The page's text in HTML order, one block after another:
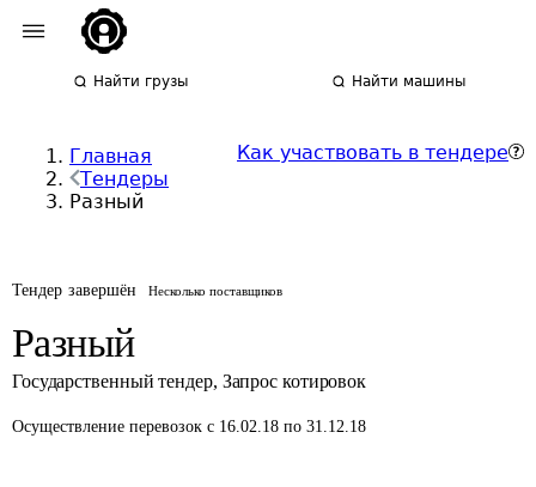
Найти грузы Найти машины
Главная
Тендеры
Разный
Как участвовать в тендере
Тендер завершён Несколько поставщиков
Разный
Государственный тендер, Запрос котировок
Осуществление перевозок с 16.02.18 по 31.12.18